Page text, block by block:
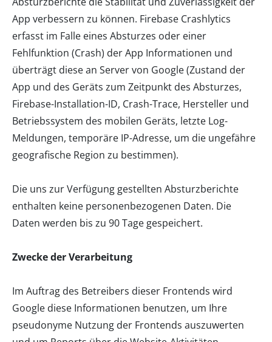
App verbessern zu können. Firebase Crashlytics
erfasst im Falle eines Absturzes oder einer
Fehlfunktion (Crash) der App Informationen und
überträgt diese an Server von Google (Zustand der
App und des Geräts zum Zeitpunkt des Absturzes,
Firebase-Installation-ID, Crash-Trace, Hersteller und
Betriebssystem des mobilen Geräts, letzte Log-
Meldungen, temporäre IP-Adresse, um die ungefähre
geografische Region zu bestimmen).
Die uns zur Verfügung gestellten Absturzberichte
enthalten keine personenbezogenen Daten. Die
Daten werden bis zu 90 Tage gespeichert.
Zwecke der Verarbeitung
Im Auftrag des Betreibers dieser Frontends wird
Google diese Informationen benutzen, um Ihre
pseudonyme Nutzung der Frontends auszuwerten